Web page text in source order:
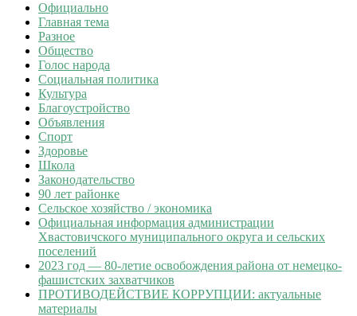
Официально
Главная тема
Разное
Общество
Голос народа
Социальная политика
Культура
Благоустройство
Объявления
Спорт
Здоровье
Школа
Законодательство
90 лет районке
Сельское хозяйство / экономика
Официальная информация администрации
Хвастовичского муниципального округа и сельских
поселений
2023 год — 80-летие освобождения района от немецко-
фашистских захватчиков
ПРОТИВОДЕЙСТВИЕ КОРРУПЦИИ: актуальные
материалы